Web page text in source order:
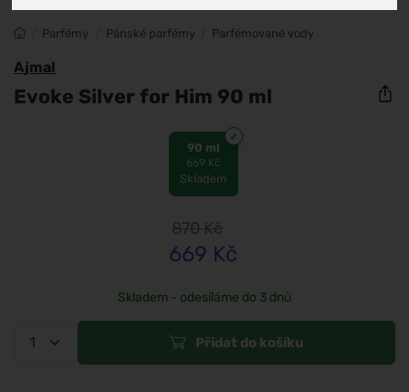
Parfémy Pánské parfémy Parfémované vody
Ajmal
Evoke Silver for Him 90 ml
90 ml
669 Kč
Skladem
870Kč
669 Kč
Skladem - odesíláme do 3 dnů
Přidat do košíku